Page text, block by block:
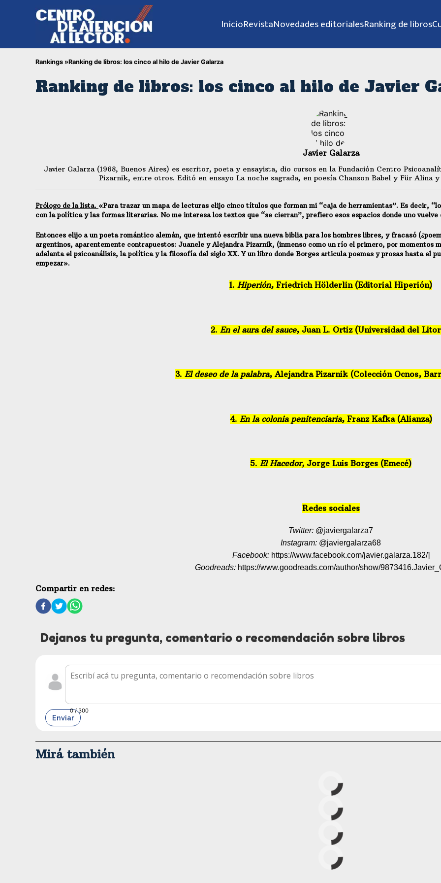
InicioRevistaNovedades editorialesRanking de libros
Rankings »Ranking de libros: los cinco al hilo de Javier Galarza
Ranking de libros: los cinco al hilo de Javier
Javier Galarza
Javier Galarza (1968, Buenos Aires) es escritor, poeta y ensayista, dio cursos en la Fundación Centro
Pizarnik, entre otros. Editó en ensayo La noche sagrada, en poesía Chanson Babel y Für Alina
Prólogo de la lista. «Para trazar un mapa de lecturas elijo cinco títulos que forman mi “caja de herramientas”. Es decir,
con la política y las formas literarias. No me interesa los textos que “se cierran”, prefiero esos espacios donde uno vuelve
Entonces elijo a un poeta romántico alemán, que intentó escribir una nueva biblia para los hombres libres, y fracasó
argentinos, aparentemente contrapuestos: Juanele y Alejandra Pizarnik, (inmenso como un río el primero, por momentos
adelanta el psicoanálisis, la política y la filosofía del siglo XX. Y un libro donde Borges articula poemas y prosas hasta el
empezar».
1. Hiperión, Friedrich Hölderlin (Editorial Hiperión)
2. En el aura del sauce, Juan L. Ortiz (Universidad del
3. El deseo de la palabra, Alejandra Pizarnik (Colección Ocnos,
4. En la colonia penitenciaria, Franz Kafka (Alianza)
5. El Hacedor, Jorge Luis Borges (Emecé)
Redes sociales
Twitter: @javiergalarza7
Instagram: @javiergalarza68
Facebook: https://www.facebook.com/javier.galarza.182/]
Goodreads: https://www.goodreads.com/author/show/
Compartir en redes:
Dejanos tu pregunta, comentario o recomendación sobre libros
0/ 300
Enviar
Mirá también